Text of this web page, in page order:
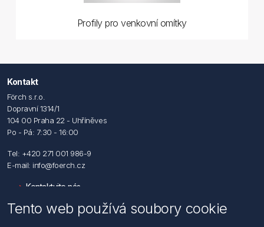
Profily pro venkovní omítky
Kontakt
Förch s.r.o.
Dopravní 1314/1
104 00 Praha 22 - Uhříněves
Po - Pá: 7:30 - 16:00
Tel: +420 271 001 986-9
E-mail: info@foerch.cz
Kontaktujte nás
Tento web používá soubory cookie